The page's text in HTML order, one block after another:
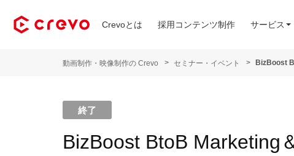
Crevoとは 採用コンテンツ制作 サービス
動画制作・映像制作の Crevo セミナー・イベント
終了
BizBoost BtoB Marketing